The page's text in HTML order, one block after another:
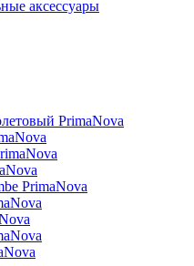
аксессуары
PrimaNova
PrimaNova